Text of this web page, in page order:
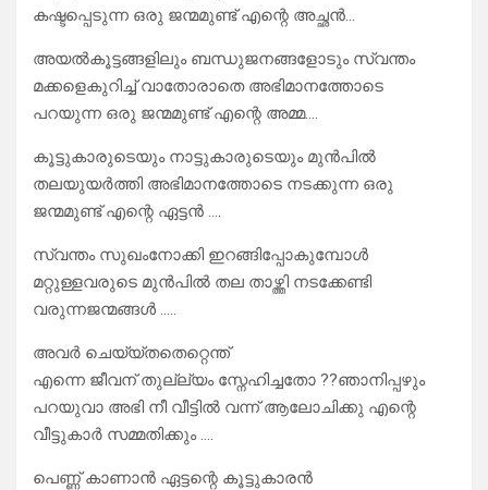
കഷ്ടപ്പെടുന്ന ഒരു ജന്മമുണ്ട് എന്റെ അച്ഛൻ…
അയൽകൂട്ടങ്ങളിലും ബന്ധുജനങ്ങളോടും സ്വന്തം
മക്കളെകുറിച്ച് വാതോരാതെ അഭിമാനത്തോടെ
പറയുന്ന ഒരു ജന്മമുണ്ട് എന്റെ അമ്മ….
കൂട്ടുകാരുടെയും നാട്ടുകാരുടെയും മുൻപിൽ
തലയുയർത്തി അഭിമാനത്തോടെ നടക്കുന്ന ഒരു
ജന്മമുണ്ട് എന്റെ ഏട്ടൻ ….
സ്വന്തം സുഖംനോക്കി ഇറങ്ങിപ്പോകുമ്പോൾ
മറ്റുള്ളവരുടെ മുൻപിൽ തല താഴ്ത്തി നടക്കേണ്ടി
വരുന്നജന്മങ്ങൾ …..
അവർ ചെയ്യ്തതെറ്റെന്ത്
എന്നെ ജീവന് തുല്ല്യം സ്നേഹിച്ചതോ ??ഞാനിപ്പഴും
പറയുവാ അഭി നീ വീട്ടിൽ വന്ന് ആലോചിക്കു എന്റെ
വീട്ടുകാർ സമ്മതിക്കും ….
പെണ്ണ് കാണാൻ ഏട്ടന്റെ കൂട്ടുകാരൻ